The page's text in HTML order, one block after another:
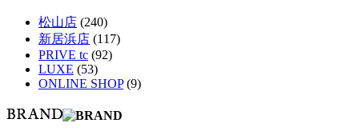
松山店 (240)
新居浜店 (117)
PRIVE tc (92)
LUXE (53)
ONLINE SHOP(9)